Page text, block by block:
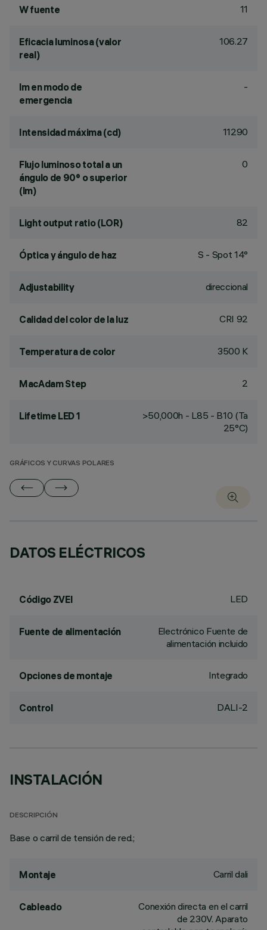
W fuente 11
Eficacia luminosa (valor
real)
106.27
lm en modo de
emergencia
-
Intensidad máxima (cd) 11290
Flujo luminoso total a un
ángulo de 90° o superior
(lm)
0
Light output ratio (LOR) 82
Óptica y ángulo de haz S - Spot 14°
Adjustability direccional
Calidad del color de la luz CRI 92
Temperatura de color 3500 K
MacAdam Step 2
Lifetime LED 1
>50,000h - L85 - B10 (Ta
25°C)
GRÁFICOS Y CURVAS POLARES
DATOS ELÉCTRICOS
Código ZVEI LED
Fuente de alimentación
Electrónico Fuente de
alimentación incluido
Opciones de montaje Integrado
Control DALI-2
INSTALACIÓN
DESCRIPCIÓN
Base o carril de tensión de red.;
Montaje Carril dali
Cableado
Conexión directa en el carril
de 230V. Aparato